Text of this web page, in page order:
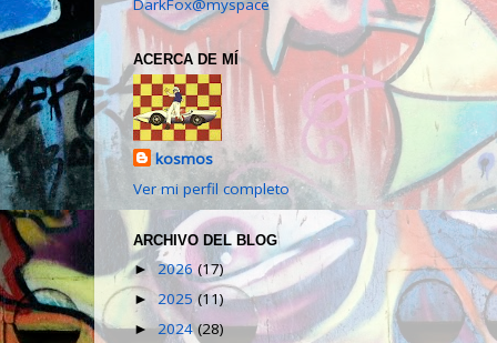
DarkFox@myspace
ACERCA DE MÍ
kosmos
Ver mi perfil completo
ARCHIVO DEL BLOG
► 2026(17)
► 2025(11)
► 2024(28)